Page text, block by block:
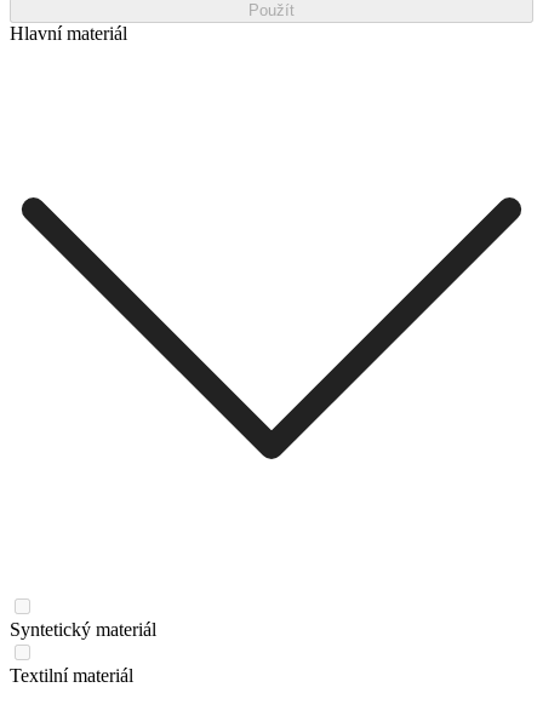
Použít
Hlavní materiál
Syntetický materiál
Textilní materiál